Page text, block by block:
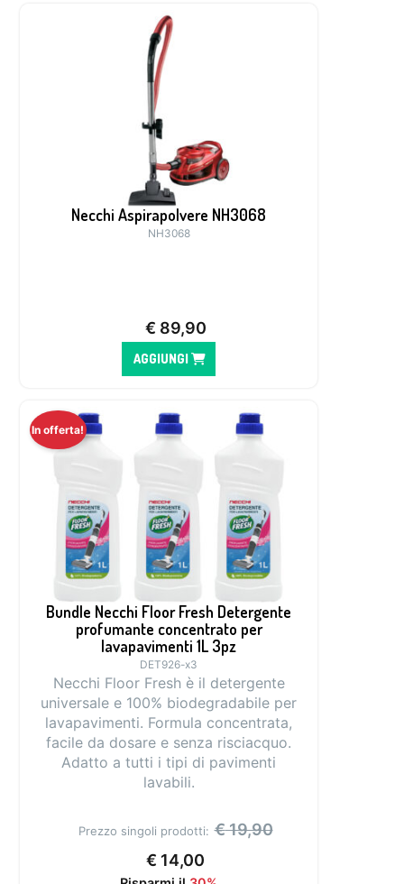
Necchi Aspirapolvere NH3068
NH3068
€ 89,90
AGGIUNGI
In offerta!
Bundle Necchi Floor Fresh Detergente
profumante concentrato per
lavapavimenti 1L 3pz
DET926-x3
Necchi Floor Fresh è il detergente
universale e 100% biodegradabile per
lavapavimenti. Formula concentrata,
facile da dosare e senza risciacquo.
Adatto a tutti i tipi di pavimenti
lavabili.
Prezzo singoli prodotti: €19,90
€ 14,00